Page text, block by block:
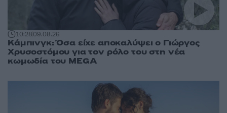
10:2809.08.26
Κάμπινγκ: Όσα είχε αποκαλύψει ο Γιώργος
Χρυσοστόμου για τον ρόλο του στη νέα
κωμωδία του MEGA